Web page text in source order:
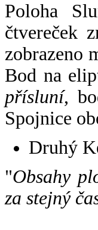
Poloha
čtvereček
zobrazeno
Bod na
přísluní,
Spojnice
Druhý
"Obsahy
za stejný